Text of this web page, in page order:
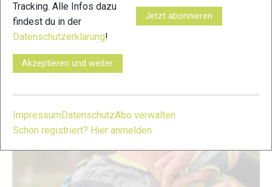
Wie packe ich meinen Trailrucksack?
Highlights|Laufrucksack-Test
Markus Mingo-27. Mai 2020
INOV8 zeigt uns am Beispiel der Race Ultra Pro 5 Vest (zum
Tracking. Alle Infos dazu
findest du in der
Datenschutzerklärung!
Akzeptieren und weiter
Jetzt abonnieren
ImpressumDatenschutzAbo verwalten
Schon registriert? Hier anmelden